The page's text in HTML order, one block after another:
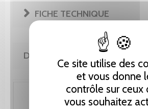
Ce site utilise des
et vous donne
contrôle sur ceux
vous souhaitez
FICHE TECHNIQUE
DE MÊME AUTEUR(E)